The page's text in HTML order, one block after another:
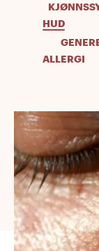
HUD
ALLERGI